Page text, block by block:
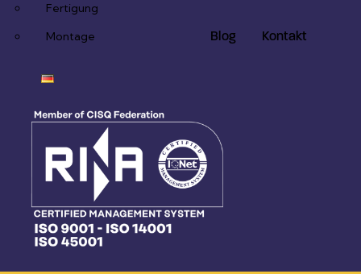
Fertigung
Montage
Blog Kontakt